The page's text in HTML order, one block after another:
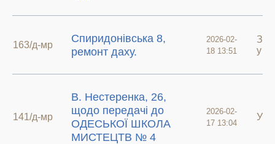
163/д-мр
Спиридонівська 8,
ремонт даху.
2026-02-
18 13:51
у
141/д-мр
В. Нестеренка, 26,
щодо передачі до
ОДЕСЬКОЇ ШКОЛА
МИСТЕЦТВ № 4
2026-02-
17 13:04
У